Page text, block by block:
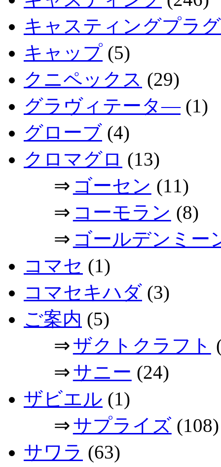
キャスティングプラ
キャップ (5)
クニペックス (29)
グラヴィテータ―(1)
グローブ (4)
クロマグロ (13)
⇒ ゴーセン (11)
⇒ コーモラン (8)
⇒ ゴールデンミー
コマセ (1)
コマセキハダ (3)
ご案内 (5)
⇒ザクトクラフト
⇒サニー (24)
ザビエル (1)
⇒サプライズ(108)
サワラ (63)